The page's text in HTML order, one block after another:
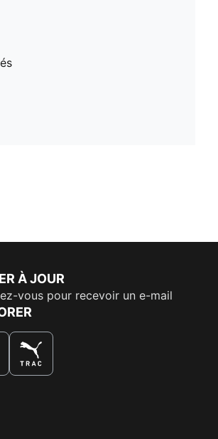
À JOUR
vous pour recevoir un e-mail